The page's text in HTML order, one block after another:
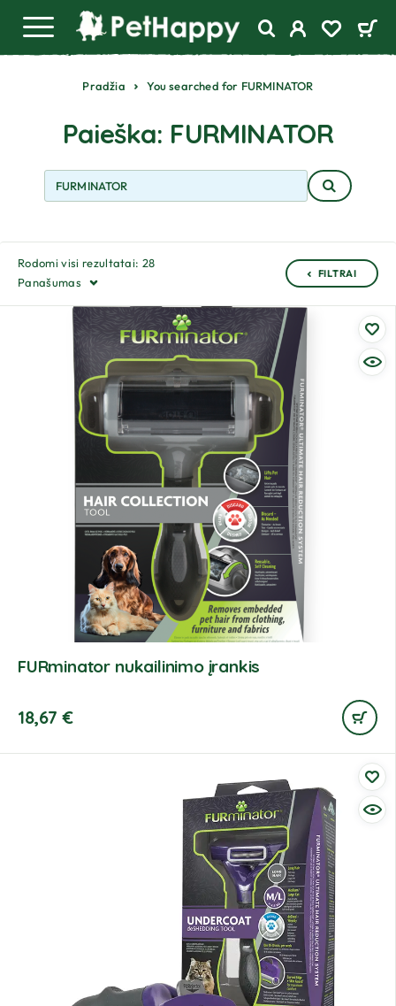
Pradžia You searched for FURMINATOR
Paieška: FURMINATOR
Rodomi visi rezultatai: 28
Panašumas
FILTRAI
FURminator nukailinimo įrankis
18,67€